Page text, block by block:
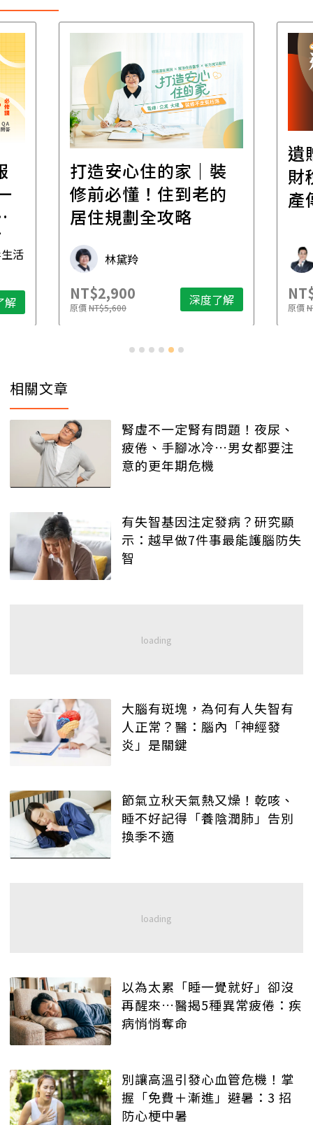
活
解
打造安心住的家｜裝
修前必懂！住到老的
居住規劃全攻略
林黛羚
NT$2,900
原價NT$5,600 深度了解
遺
財
產
原價
相關文章
腎虛不一定腎有問題！夜尿、
疲倦、手腳冰冷…男女都要注
意的更年期危機
有失智基因注定發病？研究顯
示：越早做7件事最能護腦防失
智
大腦有斑塊，為何有人失智有
人正常？醫：腦內「神經發
炎」是關鍵
節氣立秋天氣熱又燥！乾咳、
睡不好記得「養陰潤肺」告別
換季不適
以為太累「睡一覺就好」卻沒
再醒來…醫揭5種異常疲倦：疾
病悄悄奪命
別讓高溫引發心血管危機！掌
握「免費＋漸進」避暑：3 招
防心梗中暑